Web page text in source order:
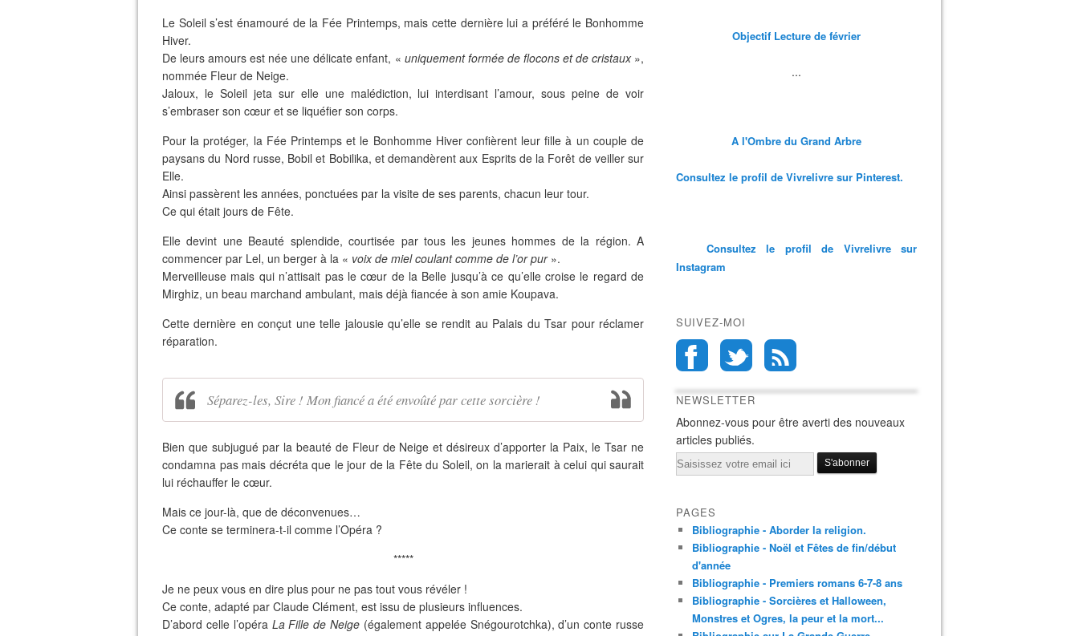
Le Soleil s’est énamouré de la Fée Printemps, mais cette dernière lui a préféré le Bonhomme
Hiver.
De leurs amours est née une délicate enfant, « uniquement formée de flocons et de cristaux»,
nommée Fleur de Neige.
Jaloux, le Soleil jeta sur elle une malédiction, lui interdisant l’amour, sous peine de voir
s’embraser son cœur et se liquéfier son corps.
Pour la protéger, la Fée Printemps et le Bonhomme Hiver confièrent leur fille à un couple de
paysans du Nord russe, Bobil et Bobilika, et demandèrent aux Esprits de la Forêt de veiller sur
Elle.
Ainsi passèrent les années, ponctuées par la visite de ses parents, chacun leur tour.
Ce qui était jours de Fête.
Elle devint une Beauté splendide, courtisée par tous les jeunes hommes de la région. A
commencer par Lel, un berger à la « voix de miel coulant comme de l’or pur».
Merveilleuse mais qui n’attisait pas le cœur de la Belle jusqu’à ce qu’elle croise le regard de
Mirghiz, un beau marchand ambulant, mais déjà fiancée à son amie Koupava.
Cette dernière en conçut une telle jalousie qu’elle se rendit au Palais du Tsar pour réclamer
réparation.
Séparez-les, Sire ! Mon fiancé a été envoûté par cette sorcière !
Bien que subjugué par la beauté de Fleur de Neige et désireux d’apporter la Paix, le Tsar ne
condamna pas mais décréta que le jour de la Fête du Soleil, on la marierait à celui qui saurait
lui réchauffer le cœur.
Mais ce jour-là, que de déconvenues…
Ce conte se terminera-t-il comme l’Opéra ?
*****
Je ne peux vous en dire plus pour ne pas tout vous révéler !
Ce conte, adapté par Claude Clément, est issu de plusieurs influences.
D’abord celle l’opéra La Fille de Neige (également appelée Snégourotchka), d’un conte russe
Objectif Lecture de février
...
A l'Ombre du Grand Arbre
Consultez le profil de Vivrelivre sur Pinterest.
Consultez le profil de Vivrelivre sur
Instagram
SUIVEZ-MOI
NEWSLETTER
Abonnez-vous pour être averti des nouveaux
articles publiés.
Email
PAGES
Bibliographie - Aborder la religion.
Bibliographie - Noël et Fêtes de fin/début
d'année
Bibliographie - Premiers romans 6-7-8 ans
Bibliographie - Sorcières et Halloween,
Monstres et Ogres, la peur et la mort...